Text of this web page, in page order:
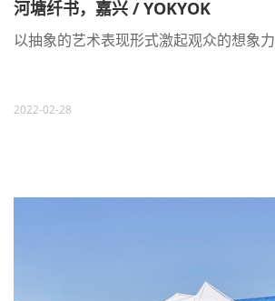
河塘纤书，嘉兴 / YOKYOK
以抽象的艺术表现形式激起观众的想象⼒
2022-02-28